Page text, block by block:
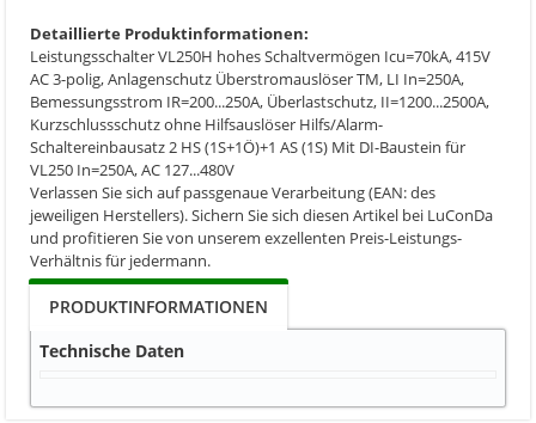
Detaillierte Produktinformationen:
Leistungsschalter VL250H hohes Schaltvermögen Icu=70kA, 415V
AC 3-polig, Anlagenschutz Überstromauslöser TM, LI In=250A,
Bemessungsstrom IR=200...250A, Überlastschutz, II=1200...2500A,
Kurzschlussschutz ohne Hilfsauslöser Hilfs/Alarm-
Schaltereinbausatz 2 HS (1S+1Ö)+1 AS (1S) Mit DI-Baustein für
VL250 In=250A, AC 127...480V
Verlassen Sie sich auf passgenaue Verarbeitung (EAN: des
jeweiligen Herstellers). Sichern Sie sich diesen Artikel bei LuConDa
und profitieren Sie von unserem exzellenten Preis-Leistungs-
Verhältnis für jedermann.
PRODUKTINFORMATIONEN
Technische Daten